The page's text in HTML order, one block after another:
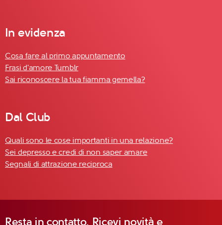
In evidenza
Cosa fare al primo appuntamento
Frasi d'amore Tumblr
Sai riconoscere la tua fiamma gemella?
Dal Club
Quali sono le cose importanti in una relazione?
Sei depresso e credi di non saper amare
Segnali di attrazione reciproca
Resta in contatto. Ricevi novità e